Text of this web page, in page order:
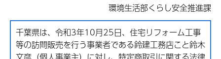
環境生活部くらし安全推進課
千葉県は、令和3年10月25日、住宅リフォーム工事
等の訪問販売を行う事業者である鈴建工務店こと鈴木